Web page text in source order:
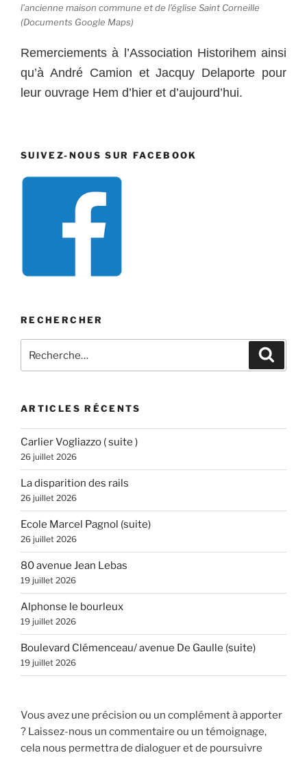
l’ancienne maison commune et de l’église Saint Corneille
(Documents Google Maps)
Remerciements à l’Association Historihem ainsi
qu’à André Camion et Jacquy Delaporte pour
leur ouvrage Hem d’hier et d’aujourd’hui.
SUIVEZ-NOUS SUR FACEBOOK
RECHERCHER
pour
ARTICLES RÉCENTS
Carlier Vogliazzo ( suite )
26 juillet 2026
La disparition des rails
26 juillet 2026
Ecole Marcel Pagnol (suite)
26 juillet 2026
80 avenue Jean Lebas
19 juillet 2026
Alphonse le bourleux
19 juillet 2026
Boulevard Clémenceau/ avenue De Gaulle (suite)
19 juillet 2026
Vous avez une précision ou un complément à apporter
? Laissez-nous un commentaire ou un témoignage,
cela nous permettra de dialoguer et de poursuivre